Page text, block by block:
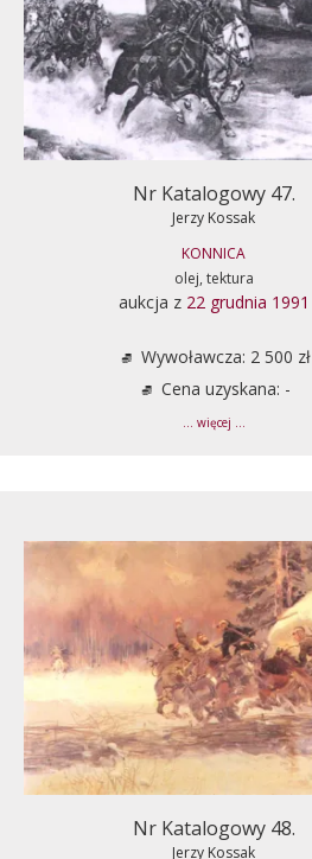
Nr Katalogowy 47.
Jerzy Kossak
KONNICA
olej, tektura
aukcja z 22 grudnia 1991
Wywoławcza: 2 500 zł
Cena uzyskana: -
... więcej ...
Nr Katalogowy 48.
Jerzy Kossak